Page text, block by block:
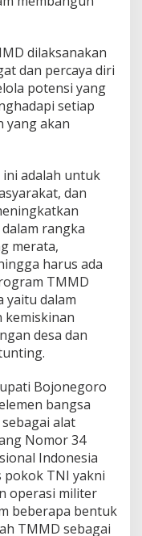
dilaksanakan
dan percaya diri
potensi yang
setiap
yang akan
adalah untuk
dan
rangka
merata,
harus ada
TMMD
yaitu dalam
kemiskinan
desa dan
Bojonegoro
bangsa
alat
Nomor 34
Indonesia
pokok TNI yakni
operasi militer
beberapa bentuk
TMMD sebagai